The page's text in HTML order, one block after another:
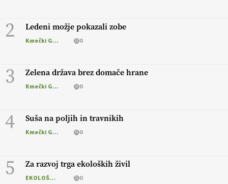
2 Ledeni možje pokazali zobe
Kmečki Glas 0
3 Zelena država brez domače hrane
Kmečki Glas 0
4 Suša na poljih in travnikih
Kmečki Glas 0
5 Za razvoj trga ekoloških živil
EKOLOŠKO LOGIČNO 0